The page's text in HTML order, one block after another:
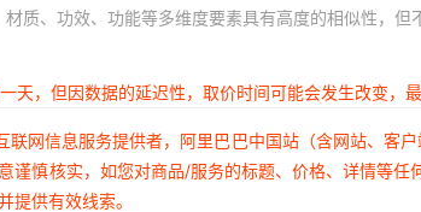
质、功效、功能等多维度要素具有高度的相似性，但
天，但因数据的延迟性，取价时间可能会发生改变，
网信息服务提供者，阿里巴巴中国站（含网站、
谨慎核实，如您对商品/服务的标题、价格、详情等
提供有效线索。